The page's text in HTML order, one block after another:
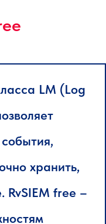
LM (Log
хранить,
RvSIEM free –